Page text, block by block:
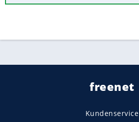
freenet
Kundenservice